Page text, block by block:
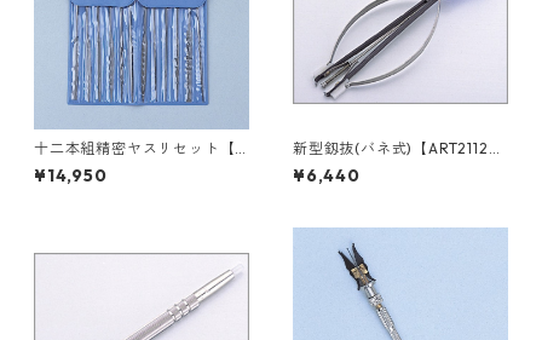
十二本組精密ヤスリセット【A
RT19700】
¥14,950
新型釼抜(バネ式)【ART2112
0】
¥6,440